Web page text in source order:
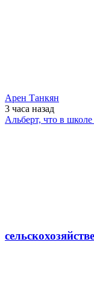
Арен Танкян
3 часа назад
Альберт, что в